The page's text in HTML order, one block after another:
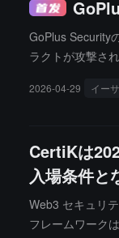
GoPlus Security
ラクトが攻撃さ
警告しており、
2026-04-29 イー
CertiKは
入場条件と
Web3 セキュリ
フレームワーク